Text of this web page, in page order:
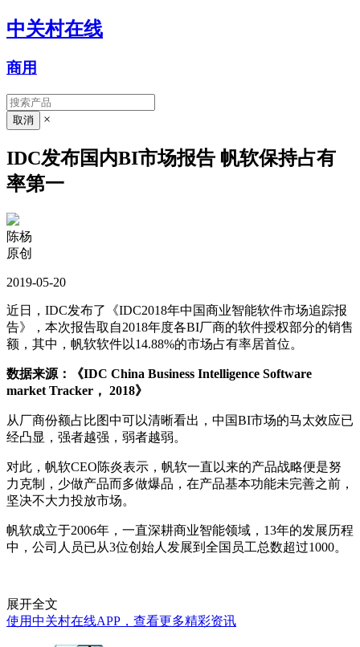
中关村在线
商用
×
IDC发布国内BI市场报告 帆软保持占有
率第一
陈杨
原创
2019-05-20
近日，IDC发布了《IDC2018年中国商业智能软件市场追踪报
告》，本次报告取自2018年度各BI厂商的软件授权部分的销售
额，其中，帆软软件以14.88%的市场占有率居首位。
数据来源：《IDC China Business Intelligence Software
market Tracker， 2018》
从厂商份额占比图中可以清晰看出，中国BI市场的马太效应已
经凸显，强者越强，弱者越弱。
对此，帆软CEO陈炎表示，帆软一直以来的产品战略便是努
力克制，少做产品而多做爆品，在产品基本功能未完善之前，
坚决不大力投放市场。
帆软成立于2006年，一直深耕商业智能领域，13年的发展历程
中，公司人员已从3位创始人发展到全国员工总数超过1000。
展开全文
使用中关村在线APP，查看更多精彩资讯